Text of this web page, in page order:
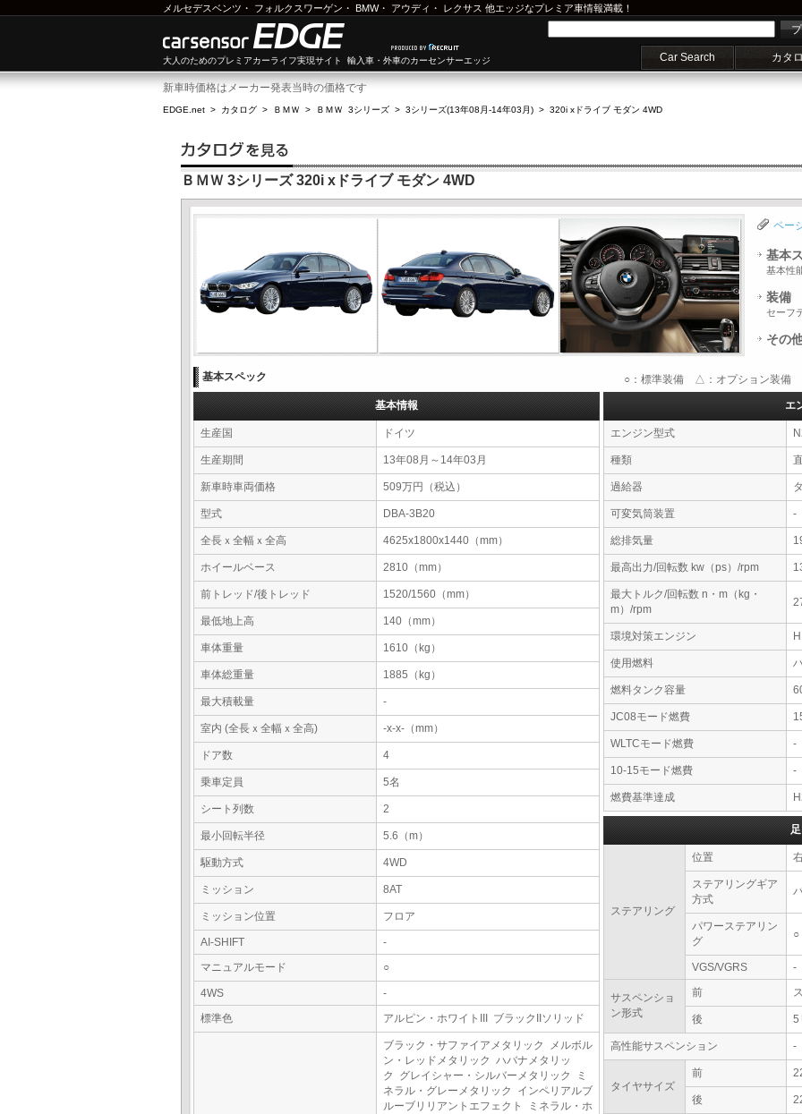
メルセデスベンツ ・ フォルクスワーゲン ・ BMW・ アウディ ・ レクサス 他エッジなプレミア車情報満載！
大人のためのプレミアカーライフ実現サイト 輸入車・外車のカーセンサーエッジ Car Search カタ
新車時価格はメーカー発表当時の価格です
EDGE.net > カタログ > ＢＭＷ > ＢＭＷ 3シリーズ > 3シリーズ(13年08月-14年03月) > 320i xドライブ モダン 4WD
ＢＭＷ 3シリーズ 320i xドライブ モダン 4WD
ペー
基本
基本性
装備
セーフ
その
基本スペック ○：標準装備 △：オプション装備 -
基本情報
生産国 ドイツ
生産期間 13年08月～14年03月
新車時車両価格 509万円（税込）
型式 DBA-3B20
全長ｘ全幅ｘ全高 4625x1800x1440（mm）
ホイールベース 2810（mm）
前トレッド/後トレッド 1520/1560（mm）
最低地上高 140（mm）
車体重量 1610（kg）
車体総重量 1885（kg）
最大積載量 -
室内 (全長ｘ全幅ｘ全高) -x-x-（mm）
ドア数 4
乗車定員 5名
シート列数 2
最小回転半径 5.6（m）
駆動方式 4WD
ミッション 8AT
ミッション位置 フロア
AI-SHIFT
-
マニュアルモード
○
4WS
-
標準色
アルピン・ホワイトIII ブラックIIソリッド
ブラック・サファイアメタリック メルボル
ン・レッドメタリック ハバナメタリッ
ク グレイシャー・シルバーメタリック ミ
ネラル・グレーメタリック インペリアルブ
ルーブリリアントエフェクト ミネラル・ホ
エ
エンジン型式
種類
過給器
可変気筒装置 -
総排気量
最高出力/回転数 kw（ps）/rpm
最大トルク/回転数 n・m（kg・
m）/rpm
環境対策エンジン
使用燃料
燃料タンク容量
JC08モード燃費
WLTCモード燃費 -
10-15モード燃費 -
燃費基準達成
ステアリング
位置
ステアリングギア
方式
パワーステアリン
グ
○
VGS/VGRS -
サスペンショ
ン形式
前
後 5
高性能サスペンション -
タイヤサイズ
前
後